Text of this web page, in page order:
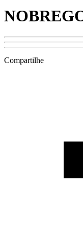
Compartilhe